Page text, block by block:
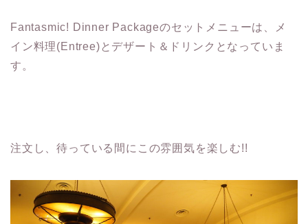
Fantasmic! Dinner Packageのセットメニューは、メ
イン料理(Entree)とデザート＆ドリンクとなっていま
す。
注文し、待っている間にこの雰囲気を楽しむ!!